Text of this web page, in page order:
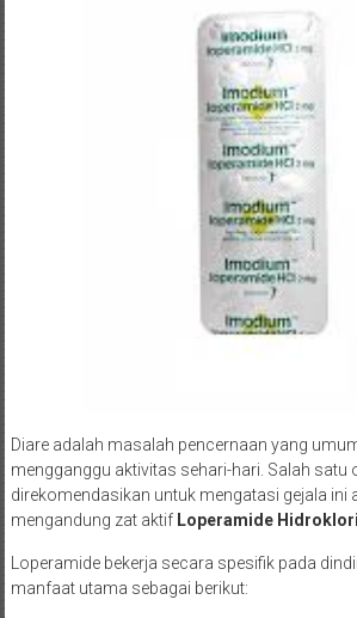
Diare adalah masalah pencernaan yang
mengganggu aktivitas sehari-hari. Salah satu
direkomendasikan untuk mengatasi gejala ini
mengandung zat aktif Loperamide
Loperamide bekerja secara spesifik pada
manfaat utama sebagai berikut: